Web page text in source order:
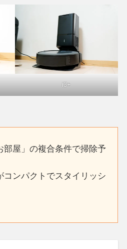
i3+
部屋」の複合条件で掃除予
コンパクトでスタイリッシ